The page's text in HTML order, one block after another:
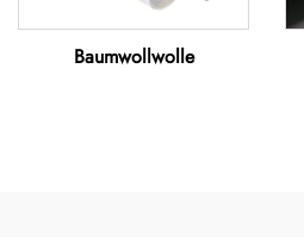
Baumwollwolle